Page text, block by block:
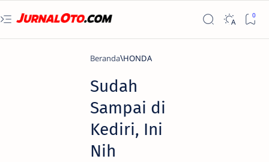
Beranda HONDA
Sudah
Sampai di
Kediri, Ini
Nih